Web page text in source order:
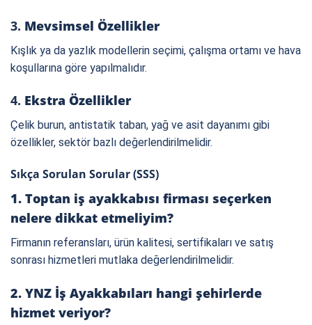
3. Mevsimsel Özellikler
Kışlık ya da yazlık modellerin seçimi, çalışma ortamı ve hava
koşullarına göre yapılmalıdır.
4. Ekstra Özellikler
Çelik burun, antistatik taban, yağ ve asit dayanımı gibi
özellikler, sektör bazlı değerlendirilmelidir.
Sıkça Sorulan Sorular (SSS)
1. Toptan iş ayakkabısı firması seçerken
nelere dikkat etmeliyim?
Firmanın referansları, ürün kalitesi, sertifikaları ve satış
sonrası hizmetleri mutlaka değerlendirilmelidir.
2. YNZ İş Ayakkabıları hangi şehirlerde
hizmet veriyor?